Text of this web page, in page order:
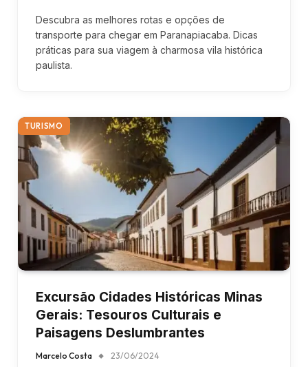
Descubra as melhores rotas e opções de
transporte para chegar em Paranapiacaba. Dicas
práticas para sua viagem à charmosa vila histórica
paulista.
TURISMO
Excursão Cidades Históricas Minas
Gerais: Tesouros Culturais e
Paisagens Deslumbrantes
Marcelo Costa 23/06/2024